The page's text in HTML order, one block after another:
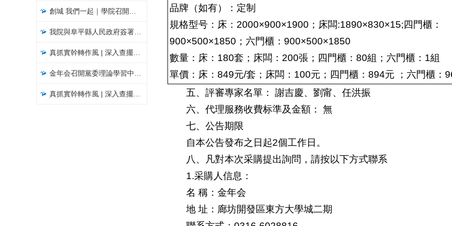
品牌（如有）：定制
規格型号：床：2000×900×1900；床闆:1890×830×15;四門櫃：
900×500×1850；六門櫃：900×500×1850
數量：床：180套；床闆：200張；四門櫃：80組；六門櫃：1組
單價：床：849元/套；床闆：100元；四門櫃：894元 ；六門櫃：
五、評審專家名單： 謝吉慶、劉甯、任洪振
六、代理服務收費标準及金額： 無
七、公告期限
自本公告發布之日起2個工作日。
八、凡對本次采購提出詢問，請按以下方式聯系
1.采購人信息：
名 稱：金年会
地 址：廊坊開發區東方大學城二期